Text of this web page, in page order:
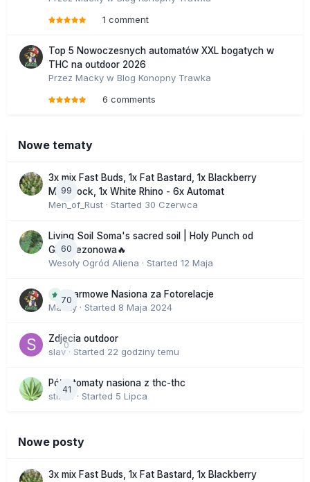
1 comment
Top 5 Nowoczesnych automatów XXL bogatych w
THC na outdoor 2026
Przez Macky w Blog Konopny Trawka
6 comments
Nowe tematy
99
3x mix Fast Buds, 1x Fat Bastard, 1x Blackberry
Moonrock, 1x White Rhino - 6x Automat
Men_of_Rust · Started 30 Czerwca
60
Living Soil Soma's sacred soil | Holy Punch od
GHS sezonowa🔥
Wesoły Ogród Aliena · Started 12 Maja
70
Darmowe Nasiona za Fotorelacje
Macky · Started 8 Maja 2024
0
Zdjecia outdoor
slav· Started 22 godziny temu
41
Półautomaty nasiona z thc-thc
stix33
· Started 5 Lipca
Nowe posty
3x mix Fast Buds, 1x Fat Bastard, 1x Blackberry